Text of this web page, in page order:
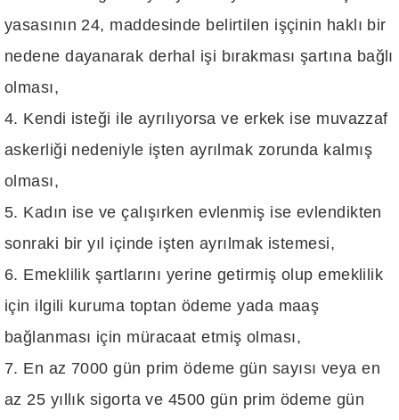
yasasının 24, maddesinde belirtilen işçinin haklı bir
nedene dayanarak derhal işi bırakması şartına bağlı
olması,
Kendi isteği ile ayrılıyorsa ve erkek ise muvazzaf
askerliği nedeniyle işten ayrılmak zorunda kalmış
olması,
Kadın ise ve çalışırken evlenmiş ise evlendikten
sonraki bir yıl içinde işten ayrılmak istemesi,
Emeklilik şartlarını yerine getirmiş olup emeklilik
için ilgili kuruma toptan ödeme yada maaş
bağlanması için müracaat etmiş olması,
En az 7000 gün prim ödeme gün sayısı veya en
az 25 yıllık sigorta ve 4500 gün prim ödeme gün